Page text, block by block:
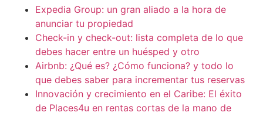
Expedia Group: un gran aliado a la hora de
anunciar tu propiedad
Check-in y check-out: lista completa de lo que
debes hacer entre un huésped y otro
Airbnb: ¿Qué es? ¿Cómo funciona? y todo lo
que debes saber para incrementar tus reservas
Innovación y crecimiento en el Caribe: El éxito
de Places4u en rentas cortas de la mano de